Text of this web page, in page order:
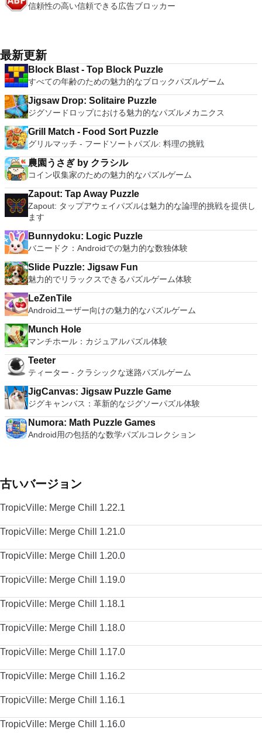
信頼性の高い信頼できる広告ブロッカー
最新更新
Block Blast - Top Block Puzzle
すべての年齢のための魅力的なブロックパズルゲーム
Jigsaw Drop: Solitaire Puzzle
ジグソードロップにおける魅力的なパズルメカニクス
Grill Match - Food Sort Puzzle
グリルマッチ - フードソートパズル: 料理の挑戦
農園うさぎ by クラシル
コイン収集家のための魅力的なパズルゲーム
Zapout: Tap Away Puzzle
Zapout: タップアウェイパズルは魅力的な論理的挑戦を提供し
ます
Bunnydoku: Logic Puzzle
バニードク：Androidでの魅力的な数独体験
Slide Puzzle: Jigsaw Fun
魅力的でリラックスできるパズルゲーム体験
LeZenTile
Androidユーザー向けの魅力的なパズルゲーム
Munch Hole
マンチホール：カジュアルパズル体験
Teeter
ティーター - クラシックな迷路パズルゲーム
JigCanvas: Jigsaw Puzzle Game
ジグキャンバス：革新的なジグソーパズル体験
Numora: Math Puzzle Games
Android用の包括的な数学パズルコレクション
古いバージョン
TropicVille: Merge Chill 1.22.1
TropicVille: Merge Chill 1.21.0
TropicVille: Merge Chill 1.20.0
TropicVille: Merge Chill 1.19.0
TropicVille: Merge Chill 1.18.1
TropicVille: Merge Chill 1.18.0
TropicVille: Merge Chill 1.17.0
TropicVille: Merge Chill 1.16.2
TropicVille: Merge Chill 1.16.1
TropicVille: Merge Chill 1.16.0